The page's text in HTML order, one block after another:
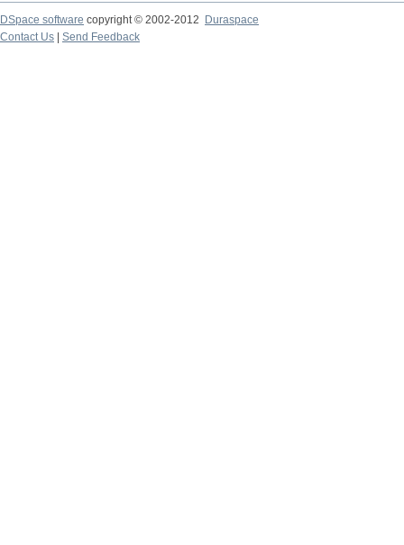
DSpace software copyright © 2002-2012
Duraspace
Contact Us
Send Feedback